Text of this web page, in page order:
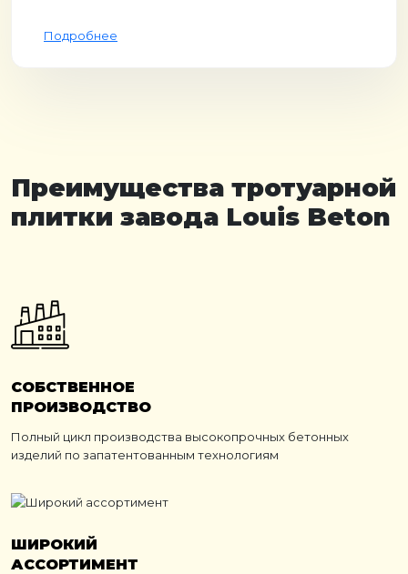
Подробнее
Преимущества тротуарной
плитки завода Louis Beton
СОБСТВЕННОЕ
ПРОИЗВОДСТВО
Полный цикл производства высокопрочных бетонных
изделий по запатентованным технологиям
ШИРОКИЙ
АССОРТИМЕНТ